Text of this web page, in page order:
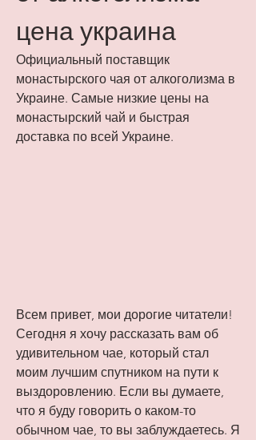
цена украина
Официальный поставщик
монастырского чая от алкоголизма в
Украине. Самые низкие цены на
монастырский чай и быстрая
доставка по всей Украине.
Всем привет, мои дорогие читатели!
Сегодня я хочу рассказать вам об
удивительном чае, который стал
моим лучшим спутником на пути к
выздоровлению. Если вы думаете,
что я буду говорить о каком-то
обычном чае, то вы заблуждаетесь. Я